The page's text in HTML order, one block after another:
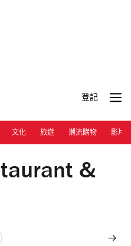
登記
文化 旅遊 潮流購物 影片
&